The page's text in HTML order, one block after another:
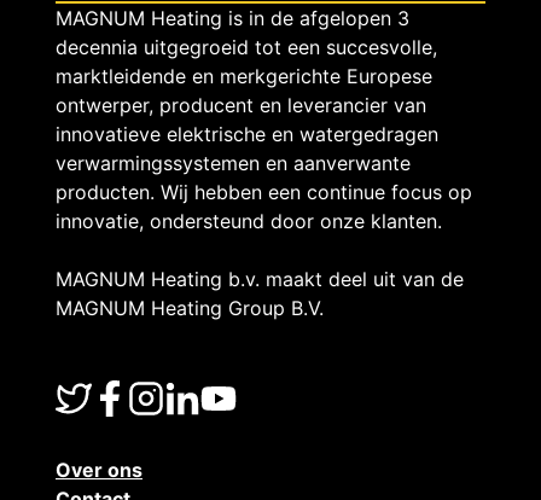
MAGNUM Heating is in de afgelopen 3
decennia uitgegroeid tot een succesvolle,
marktleidende en merkgerichte Europese
ontwerper, producent en leverancier van
innovatieve elektrische en watergedragen
verwarmingssystemen en aanverwante
producten. Wij hebben een continue focus op
innovatie, ondersteund door onze klanten.
MAGNUM Heating b.v. maakt deel uit van de
MAGNUM Heating Group B.V.
Over ons